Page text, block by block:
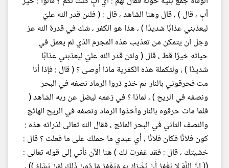
أبٍ ، قال ) ، قال وهنا الشاهد ، قال : ( فلئن قدر الله عليّ
ليعذبني عذابًا شديدًا ) ، هذا هو الكفر ، شك في قدرة الله عز
وجل أن يتمكن من تعذيب هذه المجرم الذي لم يعمل في
حياته خيرًا قط ، قال ( ولئن قدر الله عليّ ليعذبني عذابًا
شديدًا ) ، ولتكملة هذه الكفرية ماذا أوصى ؟ ( قال : فإذا أنا
مت فحرقوني بالنار ثم خذو ذروا الرماد نصفه في البحر
ونصفه في الريح ) ، لماذا ؟ في زعمه ليضل عن ربه الشاهد (
فلما مات حرقوه بالنار وأخذوا الرماد ونصفه في الريح الهائج
والنصف الثاني في البحر المائج ، فقال الله تعالى لذراته هذه :
كون فلانًا فكان فلانًا ، أي عبدي ما حملك على ما فعلت ؟ قال :
خشيتك ، قال : فقد غفرت لك ) هنا الآن نأتي إلى قوله تعالى :